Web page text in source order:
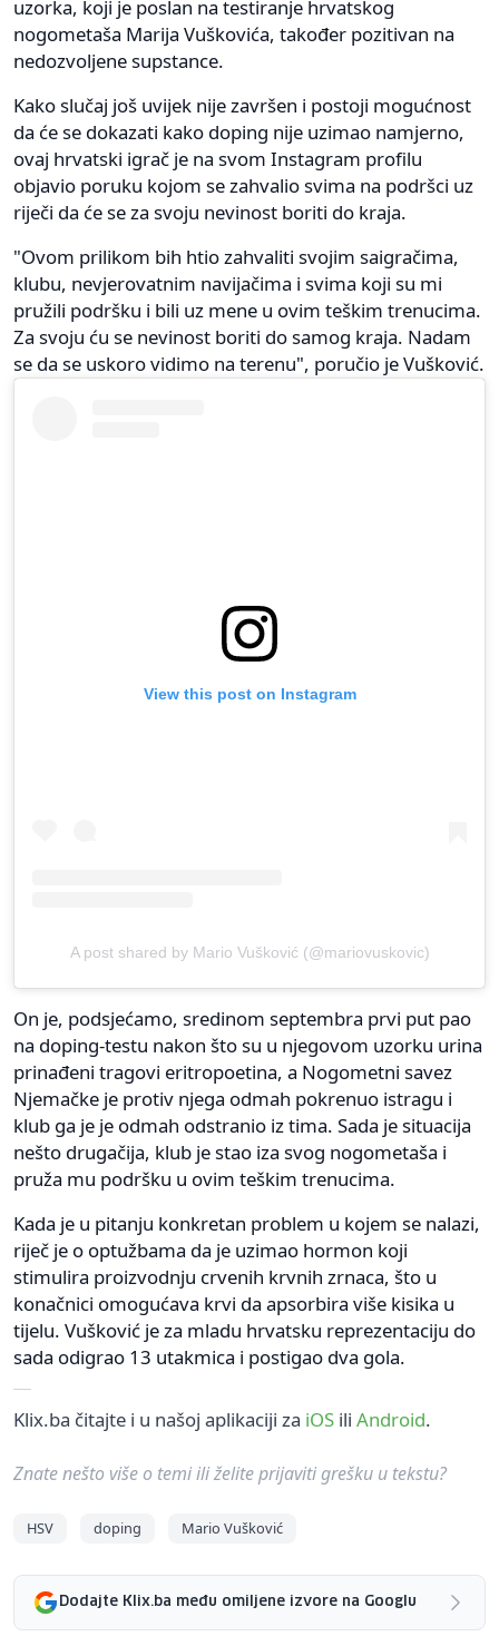
uzorka, koji je poslan na testiranje hrvatskog
nogometaša Marija Vuškovića, također pozitivan na
nedozvoljene supstance.
Kako slučaj još uvijek nije završen i postoji mogućnost
da će se dokazati kako doping nije uzimao namjerno,
ovaj hrvatski igrač je na svom Instagram profilu
objavio poruku kojom se zahvalio svima na podršci uz
riječi da će se za svoju nevinost boriti do kraja.
"Ovom prilikom bih htio zahvaliti svojim saigračima,
klubu, nevjerovatnim navijačima i svima koji su mi
pružili podršku i bili uz mene u ovim teškim trenucima.
Za svoju ću se nevinost boriti do samog kraja. Nadam
se da se uskoro vidimo na terenu", poručio je Vušković.
View this post on Instagram
A post shared by Mario Vušković (@mariovuskovic)
On je, podsjećamo, sredinom septembra prvi put pao
na doping-testu nakon što su u njegovom uzorku urina
prinađeni tragovi eritropoetina, a Nogometni savez
Njemačke je protiv njega odmah pokrenuo istragu i
klub ga je je odmah odstranio iz tima. Sada je situacija
nešto drugačija, klub je stao iza svog nogometaša i
pruža mu podršku u ovim teškim trenucima.
Kada je u pitanju konkretan problem u kojem se nalazi,
riječ je o optužbama da je uzimao hormon koji
stimulira proizvodnju crvenih krvnih zrnaca, što u
konačnici omogućava krvi da apsorbira više kisika u
tijelu. Vušković je za mladu hrvatsku reprezentaciju do
sada odigrao 13 utakmica i postigao dva gola.
Klix.ba čitajte i u našoj aplikaciji za iOS ili Android.
Znate nešto više o temi ili želite prijaviti grešku u tekstu?
HSV doping Mario Vušković
Dodajte Klix.ba među omiljene izvore na Googlu